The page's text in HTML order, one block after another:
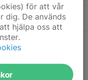
för att vår
dig. De används
hjälpa oss att